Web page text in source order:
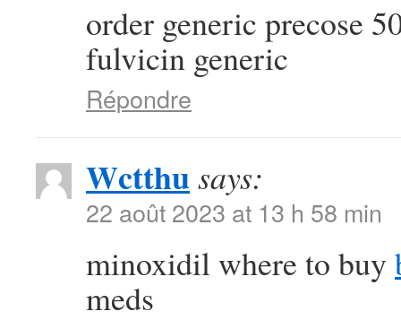
order generic precose
fulvicin generic
Répondre
Wctthusays:
22 août 2023 at 13 h 58 min
minoxidil where to buy
meds